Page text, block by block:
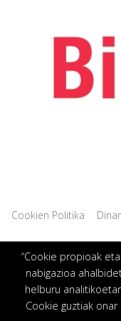
Cookien Politika
“Cookie propioak
nabigazioa
helburu
Cookie guztiak